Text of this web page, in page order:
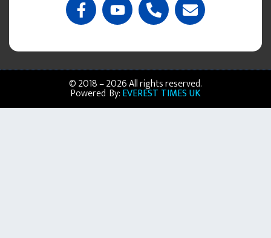
© 2018 – 2026 All rights reserved.
Powered By:EVEREST TIMES UK